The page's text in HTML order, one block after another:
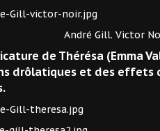
Gill. Victor Noir sur
de Thérésa (Emma
drôlatiques et des effets